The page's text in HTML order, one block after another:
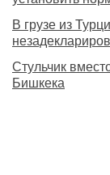
В грузе из
Стульчик
Бишкека